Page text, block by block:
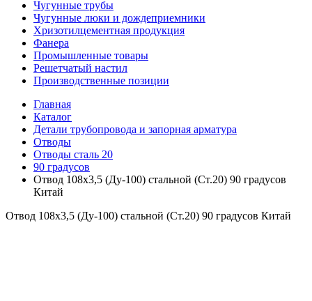
Чугунные трубы
Чугунные люки и дождеприемники
Хризотилцементная продукция
Фанера
Промышленные товары
Решетчатый настил
Производственные позиции
Главная
Каталог
Детали трубопровода и запорная арматура
Отводы
Отводы сталь 20
90 градусов
Отвод 108х3,5 (Ду-100) стальной (Ст.20) 90 градусов
Китай
Отвод 108х3,5 (Ду-100) стальной (Ст.20) 90 градусов Китай